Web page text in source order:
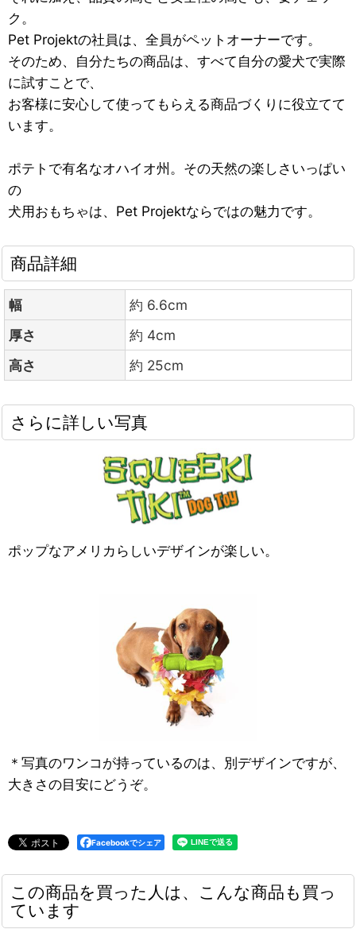
ク。
Pet Projektの社員は、全員がペットオーナーです。
そのため、自分たちの商品は、すべて自分の愛犬で実際
に試すことで、
お客様に安心して使ってもらえる商品づくりに役立てて
います。
ポテトで有名なオハイオ州。その天然の楽しさいっぱい
の
犬用おもちゃは、Pet Projektならではの魅力です。
商品詳細
幅
約 6.6cm
厚さ
約 4cm
高さ
約 25cm
さらに詳しい写真
ポップなアメリカらしいデザインが楽しい。
＊写真のワンコが持っているのは、別デザインですが、
大きさの目安にどうぞ。
Facebookでシェア
この商品を買った人は、こんな商品も買っ
ています